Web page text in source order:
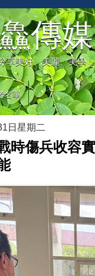
傳媒
享美好、美麗、美學
名單
日星期二
時傷兵收容